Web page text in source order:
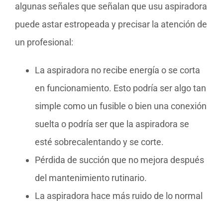
algunas señales que señalan que usu aspiradora
puede astar estropeada y precisar la atención de
un profesional:
La aspiradora no recibe energía o se corta
en funcionamiento. Esto podría ser algo tan
simple como un fusible o bien una conexión
suelta o podría ser que la aspiradora se
esté sobrecalentando y se corte.
Pérdida de succión que no mejora después
del mantenimiento rutinario.
La aspiradora hace más ruido de lo normal